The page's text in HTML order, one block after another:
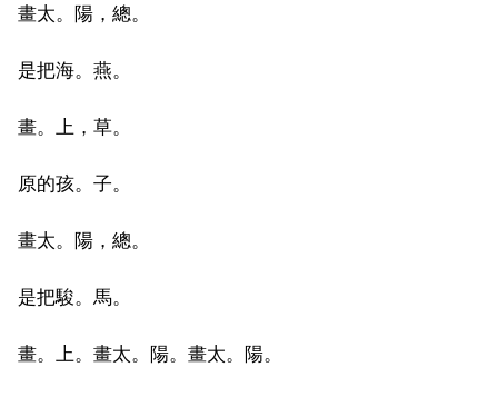
畫太。陽，總。
是把海。燕。
畫。上，草。
原的孩。子。
畫太。陽，總。
是把駿。馬。
畫。上。畫太。陽。畫太。陽。